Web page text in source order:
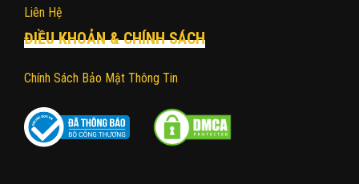
Liên Hệ
ĐIỀU KHOẢN & CHÍNH SÁCH
Chính Sách Bảo Mật Thông Tin